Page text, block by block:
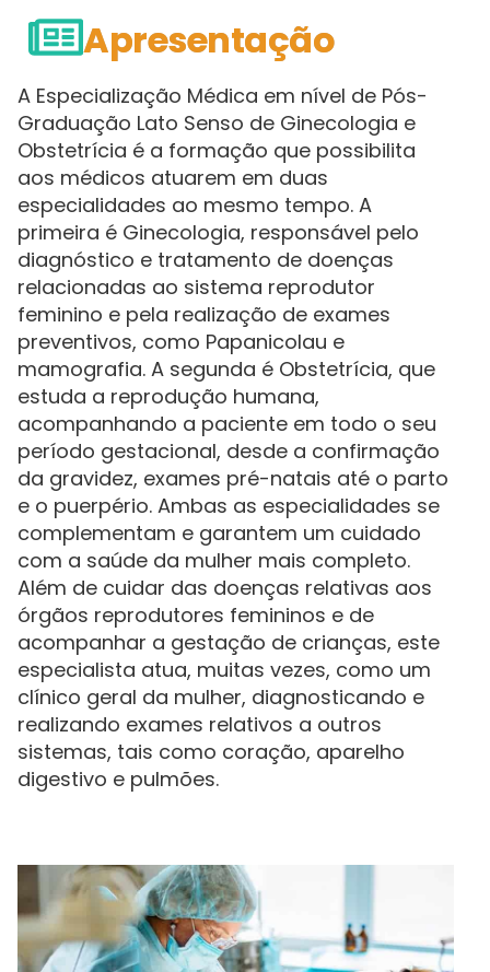
Apresentação
A Especialização Médica em nível de Pós-
Graduação Lato Senso de Ginecologia e
Obstetrícia é a formação que possibilita
aos médicos atuarem em duas
especialidades ao mesmo tempo. A
primeira é Ginecologia, responsável pelo
diagnóstico e tratamento de doenças
relacionadas ao sistema reprodutor
feminino e pela realização de exames
preventivos, como Papanicolau e
mamografia. A segunda é Obstetrícia, que
estuda a reprodução humana,
acompanhando a paciente em todo o seu
período gestacional, desde a confirmação
da gravidez, exames pré-natais até o parto
e o puerpério. Ambas as especialidades se
complementam e garantem um cuidado
com a saúde da mulher mais completo.
Além de cuidar das doenças relativas aos
órgãos reprodutores femininos e de
acompanhar a gestação de crianças, este
especialista atua, muitas vezes, como um
clínico geral da mulher, diagnosticando e
realizando exames relativos a outros
sistemas, tais como coração, aparelho
digestivo e pulmões.